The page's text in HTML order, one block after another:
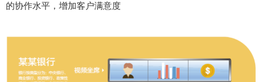
的协作水平，增加客户满意度